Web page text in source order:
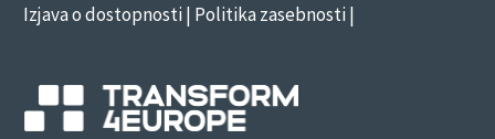
Izjava o dostopnosti| Politika zasebnosti |